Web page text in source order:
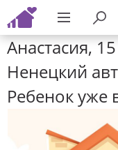
Анастасия,
Ненецкий
Ребенок уже